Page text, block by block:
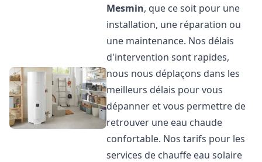
Mesmin, que ce soit pour une
installation, une réparation ou
une maintenance. Nos délais
d'intervention sont rapides,
nous nous déplaçons dans les
meilleurs délais pour vous
dépanner et vous permettre de
retrouver une eau chaude
confortable. Nos tarifs pour les
services de chauffe eau solaire